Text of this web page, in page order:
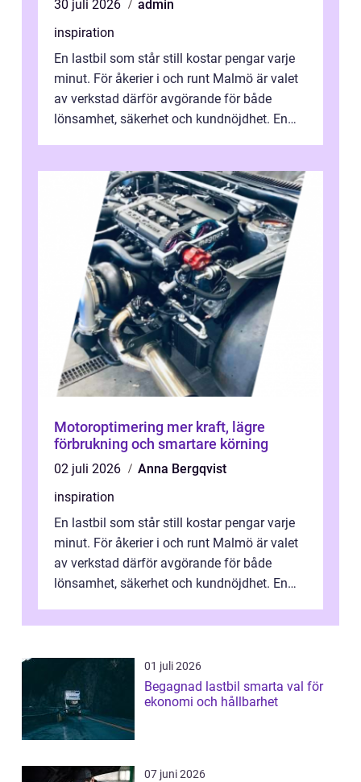
30 juli 2026
admin
inspiration
En lastbil som står still kostar pengar varje
minut. För åkerier i och runt Malmö är valet
av verkstad därför avgörande för både
lönsamhet, säkerhet och kundnöjdhet. En
Motoroptimering mer kraft, lägre
förbrukning och smartare körning
02 juli 2026
Anna Bergqvist
inspiration
En lastbil som står still kostar pengar varje
minut. För åkerier i och runt Malmö är valet
av verkstad därför avgörande för både
lönsamhet, säkerhet och kundnöjdhet. En
01 juli 2026
Begagnad lastbil smarta val för
ekonomi och hållbarhet
07 juni 2026